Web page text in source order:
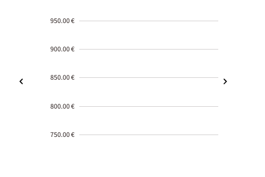
950.00 €
900.00 €
850.00 €
800.00 €
750.00 €